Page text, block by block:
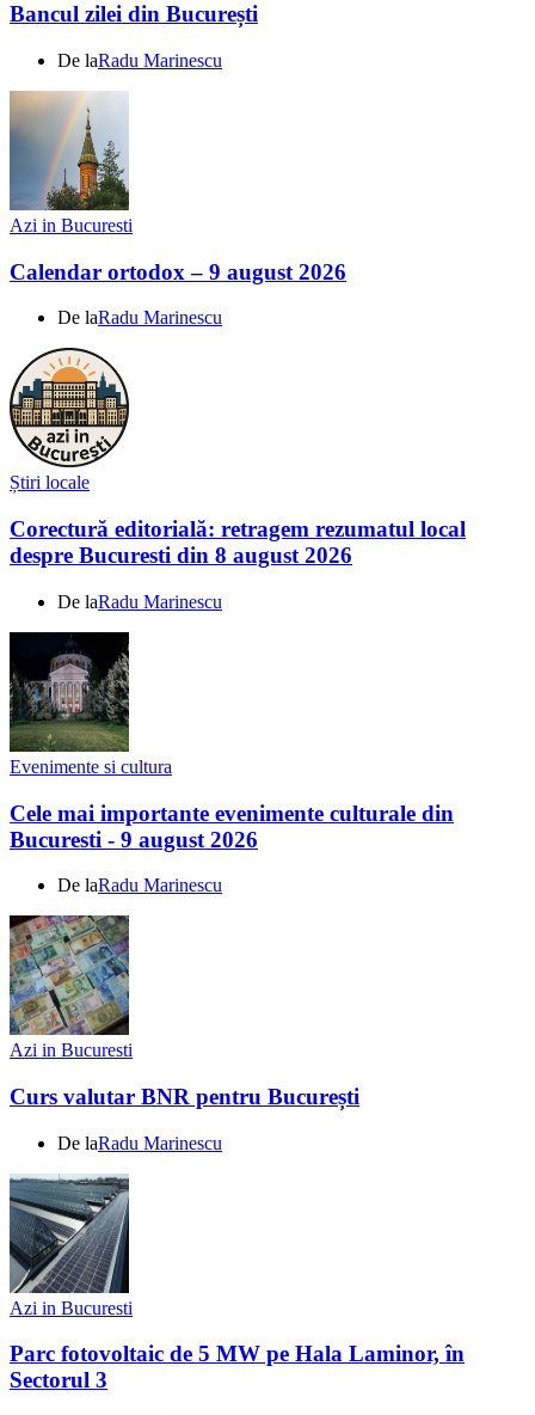
Bancul zilei din București
De laRadu Marinescu
Azi in Bucuresti
Calendar ortodox – 9 august 2026
De laRadu Marinescu
Știri locale
Corectură editorială: retragem rezumatul local
despre Bucuresti din 8 august 2026
De laRadu Marinescu
Evenimente si cultura
Cele mai importante evenimente culturale din
Bucuresti - 9 august 2026
De laRadu Marinescu
Azi in Bucuresti
Curs valutar BNR pentru București
De laRadu Marinescu
Azi in Bucuresti
Parc fotovoltaic de 5 MW pe Hala Laminor, în
Sectorul 3